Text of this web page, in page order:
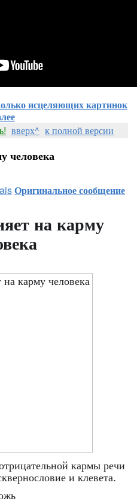
исцеляющих картинок
вверх^ к полной версии
человека
Оригинальное сообщение
на карму
кармы речи
и клевета.